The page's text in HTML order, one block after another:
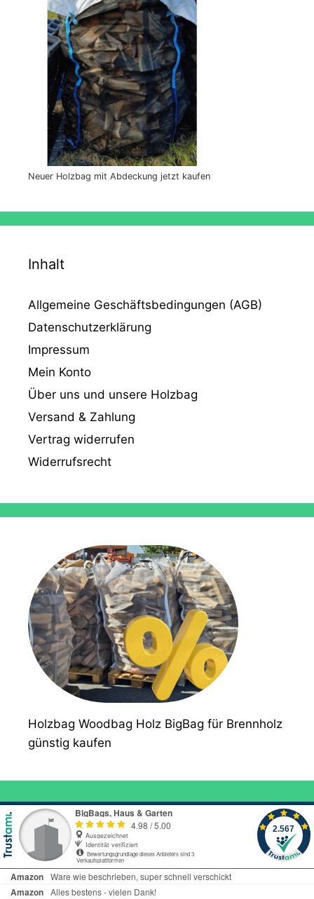
Neuer Holzbag mit Abdeckung jetzt kaufen
Inhalt
Allgemeine Geschäftsbedingungen (AGB)
Datenschutzerklärung
Impressum
Mein Konto
Über uns und unsere Holzbag
Versand & Zahlung
Vertrag widerrufen
Widerrufsrecht
Holzbag Woodbag Holz BigBag für Brennholz
günstig kaufen